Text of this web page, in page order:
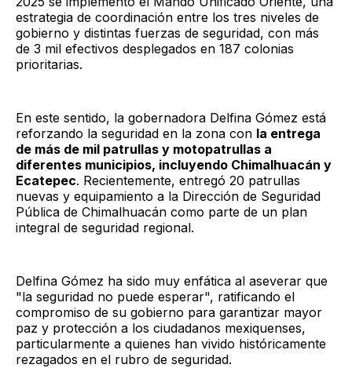
estrategia de coordinación entre los tres niveles de
gobierno y distintas fuerzas de seguridad, con más
de 3 mil efectivos desplegados en 187 colonias
prioritarias.
En este sentido, la gobernadora Delfina Gómez está
reforzando la seguridad en la zona con la entrega
de más de mil patrullas y motopatrullas a
diferentes municipios, incluyendo Chimalhuacán y
Ecatepec. Recientemente, entregó 20 patrullas
nuevas y equipamiento a la Dirección de Seguridad
Pública de Chimalhuacán como parte de un plan
integral de seguridad regional.
Delfina Gómez ha sido muy enfática al aseverar que
"la seguridad no puede esperar", ratificando el
compromiso de su gobierno para garantizar mayor
paz y protección a los ciudadanos mexiquenses,
particularmente a quienes han vivido históricamente
rezagados en el rubro de seguridad.